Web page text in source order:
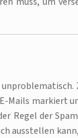
Mails markiert
Regel der
ausstellen